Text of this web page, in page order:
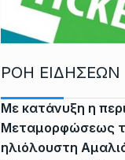
ΡΟΗ ΕΙΔΗΣΕΩΝ
Με κατάνυξη η
Μεταμορφώσεως
ηλιόλουστη